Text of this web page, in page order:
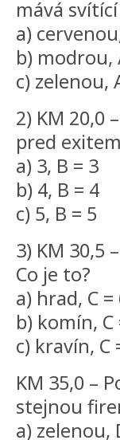
mává
a)
b) modrou,
c) zelenou,
2) KM 20,0
pred
a) 3, B = 3
b) 4, B = 4
c) 5, B = 5
3) KM 30,5
Co je to?
a) hrad, C =
b) komín, C
c) kravín, C
KM 35,0 –
stejnou
a) zelenou,